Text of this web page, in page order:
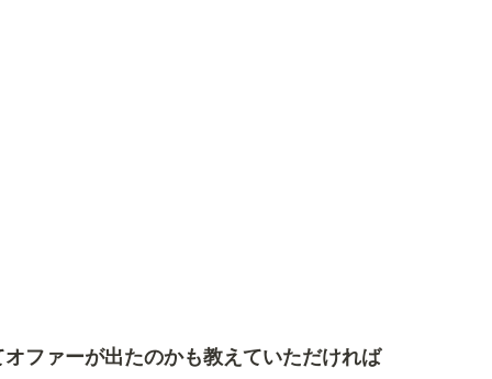
ファーが出たのかも教えていただければ